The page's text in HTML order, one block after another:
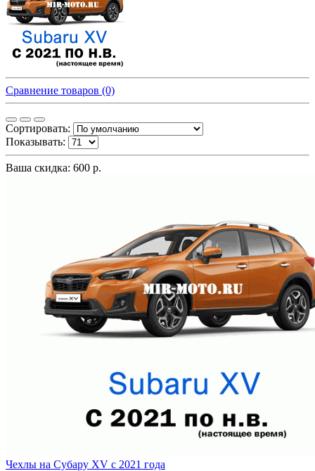
Сравнение товаров (0)
Сортировать:
Показывать:
Ваша скидка: 600 р.
Чехлы на Субару XV с 2021 года